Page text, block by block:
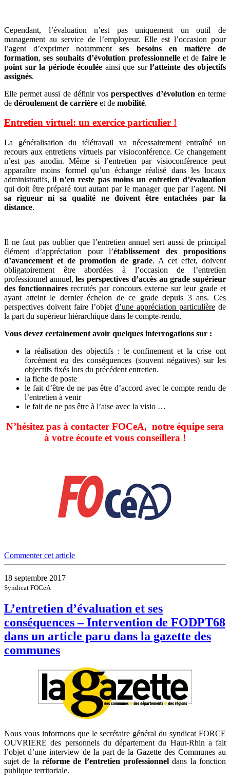
Cependant, l’évaluation n’est pas uniquement un outil de
management au service de l’employeur. Elle est l’occasion pour
l’agent d’exprimer notammentses besoins en matière de
formation,ses souhaits d’évolution professionnelleet de faire le
point sur la période écoulée ainsi que sur l’atteinte des objectifs
assignés.
Elle permet aussi de définir vosperspectives d’évolution en terme
de déroulement de carrière et de mobilité.
Entretien virtuel: un exercice particulier !
La généralisation du télétravail va nécessairement entraîné un
recours aux entretiens virtuels par visioconférence. Ce changement
n’est pas anodin. Même si l’entretien par visioconférence peut
apparaître moins formel qu’un échange réalisé dans les locaux
administratifs,il n’en reste pas moins un entretien d’évaluation
qui doit être préparé tout autant par le manager que par l’agent. Ni
sa rigueur ni sa qualité ne doivent être entachées par la
distance.
Il ne faut pas oublier que l’entretien annuel sert aussi de principal
élément d’appréciation pour l’établissement des propositions
d’avancement et de promotion de grade. A cet effet, doivent
obligatoirement être abordées à l’occasion de l’entretien
professionnel annuel,les perspectives d’accès au grade supérieur
des fonctionnairesrecrutés par concours externe sur leur grade et
ayant atteint le dernier échelon de ce grade depuis 3 ans. Ces
perspectives doivent faire l’objet d’une appréciation particulière de
la part du supérieur hiérarchique dans le compte-rendu.
Vous devez certainement avoir quelques interrogations sur :
la réalisation des objectifs : le confinement et la crise ont
forcément eu des conséquences (souvent négatives) sur les
objectifs fixés lors du précédent entretien.
la fiche de poste
le fait d’être de ne pas être d’accord avec le compte rendu de
l’entretien à venir
le fait de ne pas être à l’aise avec la visio …
N’hésitez pas à contacter FOCeA, notre équipe sera
à votre écoute et vous conseillera !
Commenter cet article
18 septembre 2017
Syndicat FOCeA
L’entretien d’évaluation et ses
conséquences – Intervention de FODPT68
dans un article paru dans la gazette des
communes
Nous vous informons que le secrétaire général du syndicat FORCE
OUVRIERE des personnels du département du Haut-Rhin a fait
l’objet d’une interview de la part de la Gazette des Communes au
sujet de la réforme de l’entretien professionnel dans la fonction
publique territoriale.